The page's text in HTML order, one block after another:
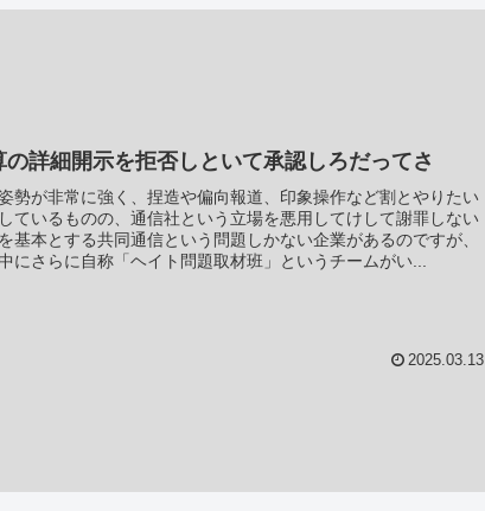
の詳細開示を拒否しといて承認しろだってさ
勢が非常に強く、捏造や偏向報道、印象操作など割とやりたい
ているものの、通信社という立場を悪用してけして謝罪しない
基本とする共同通信という問題しかない企業があるのですが、
にさらに自称「ヘイト問題取材班」というチームがい...
2025.03.13